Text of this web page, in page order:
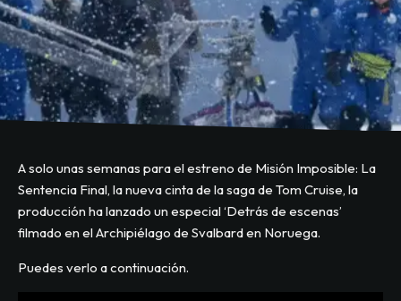
A solo unas semanas para el estreno de Misión Imposible: La
Sentencia Final, la nueva cinta de la saga de Tom Cruise, la
producción ha lanzado un especial ‘Detrás de escenas’
filmado en el Archipiélago de Svalbard en Noruega.
Puedes verlo a continuación.